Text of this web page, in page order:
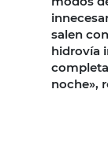
salen
hidrovía
noche»,